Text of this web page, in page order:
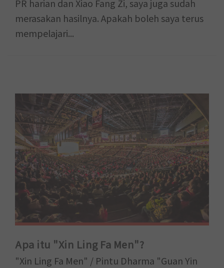
PR harian dan Xiao Fang Zi, saya juga sudah
merasakan hasilnya. Apakah boleh saya terus
mempelajari...
Apa itu "Xin Ling Fa Men"?
"Xin Ling Fa Men" / Pintu Dharma "Guan Yin